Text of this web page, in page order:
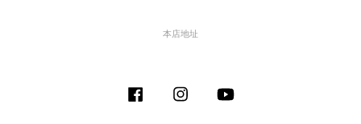
本店地址
Facebook Instagram